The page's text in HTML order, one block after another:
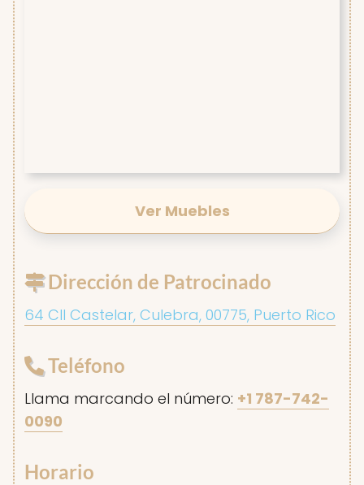
Ver Muebles
Dirección de Patrocinado
64 Cll Castelar, Culebra, 00775, Puerto Rico
Teléfono
Llama marcando el número: +1 787-742-
0090
Horario